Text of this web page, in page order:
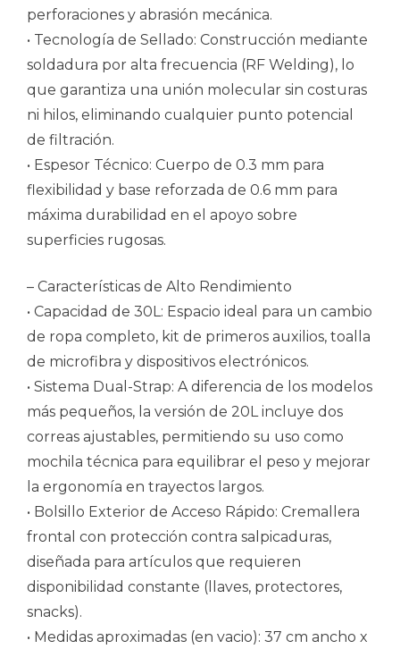
perforaciones y abrasión mecánica.
• Tecnología de Sellado: Construcción mediante
soldadura por alta frecuencia (RF Welding), lo
que garantiza una unión molecular sin costuras
ni hilos, eliminando cualquier punto potencial
de filtración.
• Espesor Técnico: Cuerpo de 0.3 mm para
flexibilidad y base reforzada de 0.6 mm para
máxima durabilidad en el apoyo sobre
superficies rugosas.
– Características de Alto Rendimiento
• Capacidad de 30L: Espacio ideal para un cambio
de ropa completo, kit de primeros auxilios, toalla
de microfibra y dispositivos electrónicos.
• Sistema Dual-Strap: A diferencia de los modelos
más pequeños, la versión de 20L incluye dos
correas ajustables, permitiendo su uso como
mochila técnica para equilibrar el peso y mejorar
la ergonomía en trayectos largos.
• Bolsillo Exterior de Acceso Rápido: Cremallera
frontal con protección contra salpicaduras,
diseñada para artículos que requieren
disponibilidad constante (llaves, protectores,
snacks).
• Medidas aproximadas (en vacio): 37 cm ancho x